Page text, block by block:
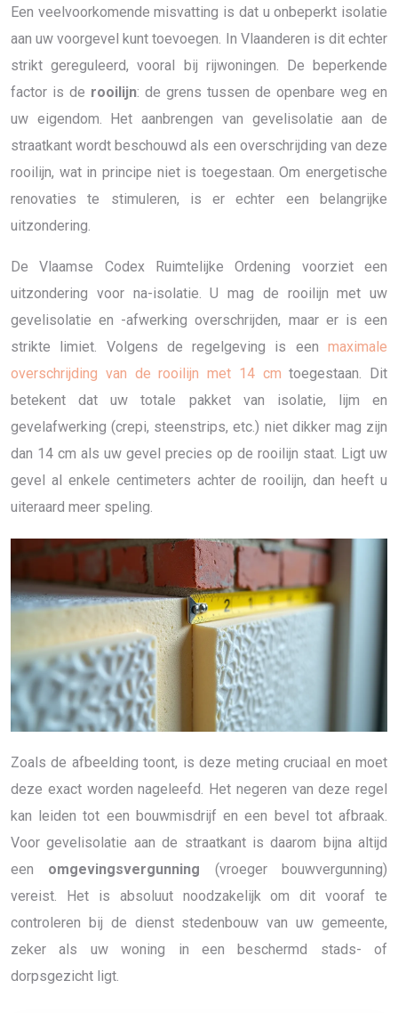
Een veelvoorkomende misvatting is dat u onbeperkt isolatie
aan uw voorgevel kunt toevoegen. In Vlaanderen is dit echter
strikt gereguleerd, vooral bij rijwoningen. De beperkende
factor is de rooilijn: de grens tussen de openbare weg en
uw eigendom. Het aanbrengen van gevelisolatie aan de
straatkant wordt beschouwd als een overschrijding van deze
rooilijn, wat in principe niet is toegestaan. Om energetische
renovaties te stimuleren, is er echter een belangrijke
uitzondering.
De Vlaamse Codex Ruimtelijke Ordening voorziet een
uitzondering voor na-isolatie. U mag de rooilijn met uw
gevelisolatie en -afwerking overschrijden, maar er is een
strikte limiet. Volgens de regelgeving is een maximale
overschrijding van de rooilijn met 14 cm toegestaan. Dit
betekent dat uw totale pakket van isolatie, lijm en
gevelafwerking (crepi, steenstrips, etc.) niet dikker mag zijn
dan 14 cm als uw gevel precies op de rooilijn staat. Ligt uw
gevel al enkele centimeters achter de rooilijn, dan heeft u
uiteraard meer speling.
Zoals de afbeelding toont, is deze meting cruciaal en moet
deze exact worden nageleefd. Het negeren van deze regel
kan leiden tot een bouwmisdrijf en een bevel tot afbraak.
Voor gevelisolatie aan de straatkant is daarom bijna altijd
een omgevingsvergunning (vroeger bouwvergunning)
vereist. Het is absoluut noodzakelijk om dit vooraf te
controleren bij de dienst stedenbouw van uw gemeente,
zeker als uw woning in een beschermd stads- of
dorpsgezicht ligt.